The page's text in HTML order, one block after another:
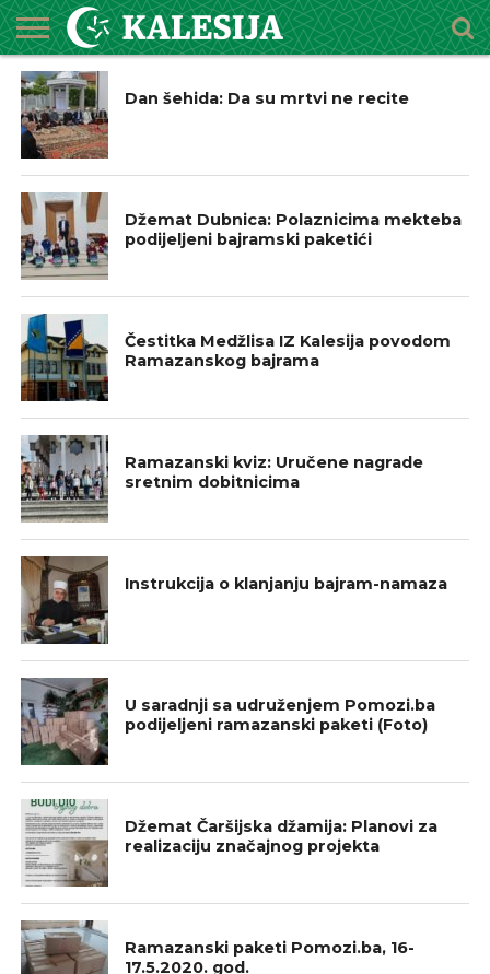
POČETNA
O
MEDŽLISU
DŽEMATI
IMAMI
MEKTEBSKI
CENTAR
VIJESTI
HUTBE
NAJAVE
KALENDAR
KONTAKT Dan šehida: Da su mrtvi ne recite
Džemat Dubnica: Polaznicima mekteba
podijeljeni bajramski paketići
Čestitka Medžlisa IZ Kalesija povodom
Ramazanskog bajrama
Ramazanski kviz: Uručene nagrade
sretnim dobitnicima
Instrukcija o klanjanju bajram-namaza
U saradnji sa udruženjem Pomozi.ba
podijeljeni ramazanski paketi (Foto)
Džemat Čaršijska džamija: Planovi za
realizaciju značajnog projekta
Ramazanski paketi Pomozi.ba, 16-
17.5.2020. god.